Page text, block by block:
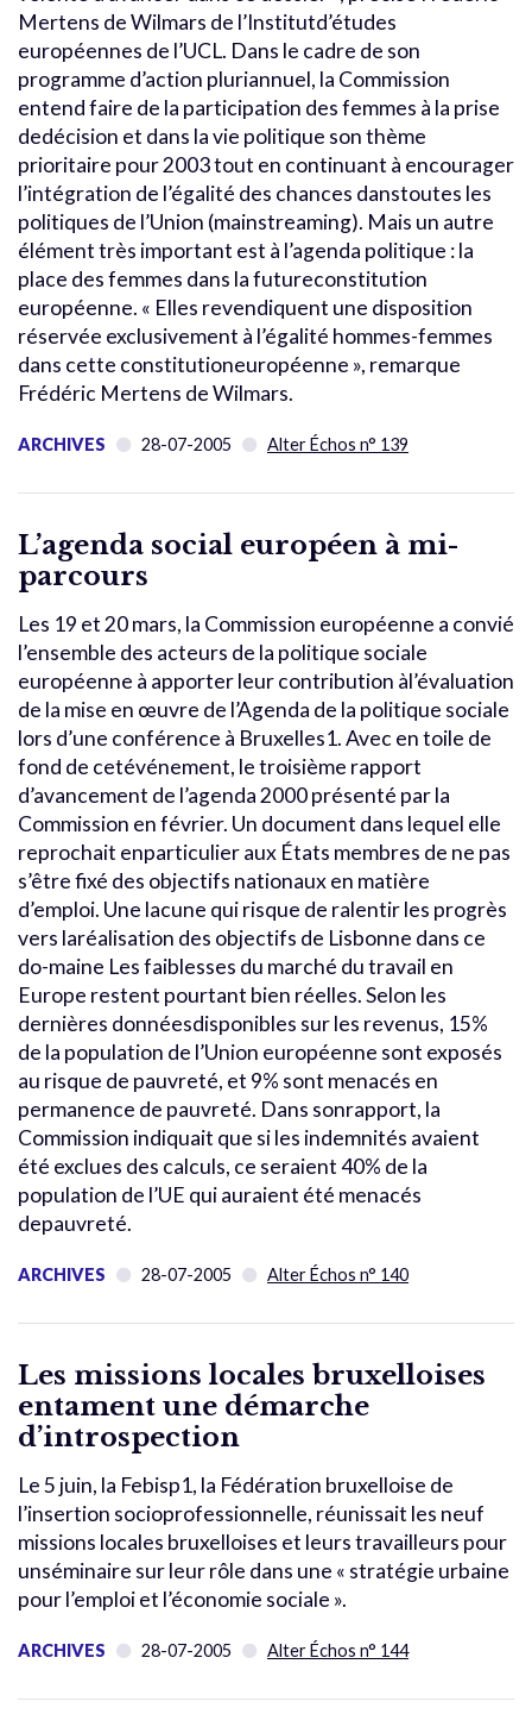
Mertens de Wilmars de l’Institutd’études
européennes de l’UCL. Dans le cadre de son
programme d’action pluriannuel, la Commission
entend faire de la participation des femmes à la prise
dedécision et dans la vie politique son thème
prioritaire pour 2003 tout en continuant à encourager
l’intégration de l’égalité des chances danstoutes les
politiques de l’Union (mainstreaming). Mais un autre
élément très important est à l’agenda politique : la
place des femmes dans la futureconstitution
européenne. « Elles revendiquent une disposition
réservée exclusivement à l’égalité hommes-femmes
dans cette constitutioneuropéenne », remarque
Frédéric Mertens de Wilmars.
ARCHIVES 28-07-2005 Alter Échos n° 139
L’agenda social européen à mi-
parcours
Les 19 et 20 mars, la Commission européenne a convié
l’ensemble des acteurs de la politique sociale
européenne à apporter leur contribution àl’évaluation
de la mise en œuvre de l’Agenda de la politique sociale
lors d’une conférence à Bruxelles1. Avec en toile de
fond de cetévénement, le troisième rapport
d’avancement de l’agenda 2000 présenté par la
Commission en février. Un document dans lequel elle
reprochait enparticulier aux États membres de ne pas
s’être fixé des objectifs nationaux en matière
d’emploi. Une lacune qui risque de ralentir les progrès
vers laréalisation des objectifs de Lisbonne dans ce
do-maine Les faiblesses du marché du travail en
Europe restent pourtant bien réelles. Selon les
dernières donnéesdisponibles sur les revenus, 15%
de la population de l’Union européenne sont exposés
au risque de pauvreté, et 9% sont menacés en
permanence de pauvreté. Dans sonrapport, la
Commission indiquait que si les indemnités avaient
été exclues des calculs, ce seraient 40% de la
population de l’UE qui auraient été menacés
depauvreté.
ARCHIVES 28-07-2005 Alter Échos n° 140
Les missions locales bruxelloises
entament une démarche
d’introspection
Le 5 juin, la Febisp1, la Fédération bruxelloise de
l’insertion socioprofessionnelle, réunissait les neuf
missions locales bruxelloises et leurs travailleurs pour
unséminaire sur leur rôle dans une « stratégie urbaine
pour l’emploi et l’économie sociale ».
ARCHIVES 28-07-2005 Alter Échos n° 144